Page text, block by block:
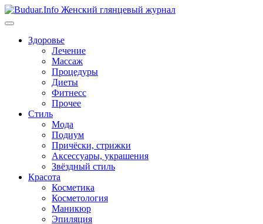
Перейти
к
Здоровье
Лечение
Массаж
Процедуры
Диеты
Фитнесс
Прочее
Стиль
Мода
Подиум
Причёски, стрижки
Аксессуары, украшения
Звёздный стиль
Красота
Косметика
Косметология
Маникюр
Эпиляция